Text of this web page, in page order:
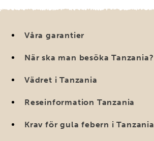
Våra garantier
När ska man besöka Tanzania?
Vädret i Tanzania
Reseinformation Tanzania
Krav för gula febern i Tanzania